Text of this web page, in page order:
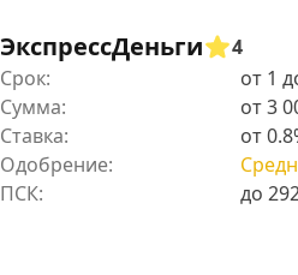
ЭкспрессДеньги
4
Срок:
от 1
Сумма:
от 3
Ставка:
от
Одобрение: